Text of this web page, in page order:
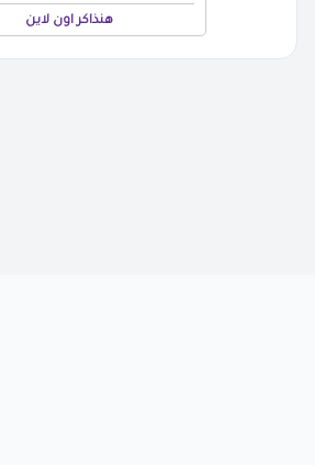
هنذاكر اون لاين